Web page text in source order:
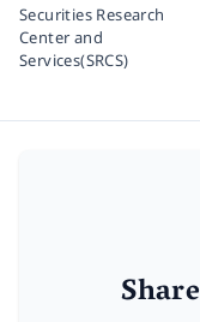
Securities Research
Center and
Services(SRCS)